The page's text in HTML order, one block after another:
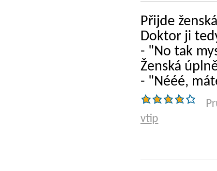
Přijde
Doktor ji
- "No tak
Ženská
- "Nééé,
vtip